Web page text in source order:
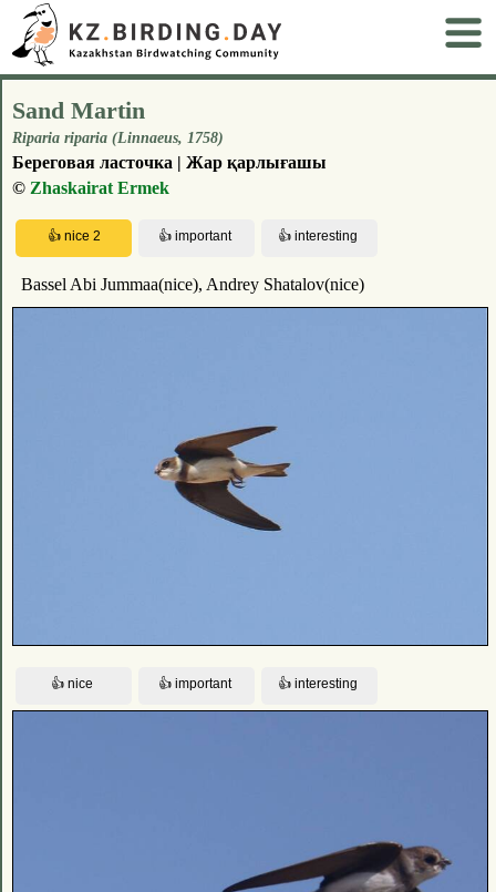
Sand Martin
Riparia riparia (Linnaeus, 1758)
Береговая ласточка | Жар қарлығашы
© Zhaskairat Ermek
Bassel Abi Jummaa(nice), Andrey Shatalov(nice)